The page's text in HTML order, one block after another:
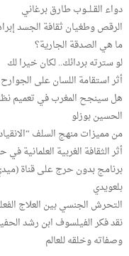
دواء القـلــوب طارق برغاني
الرقص وطغيان ثقافة الجسد
ما هي الصدقة الجارية؟
لو سترته بردائك.. لكان خيرا لك
أثر استقامة اللسان على الجوارح
هل سينجح المغرب في تعميم
الحسين بوزلو
من مميزات منهج السلف
أثر الثقافة الغربية العلمانية
بلعويدي
التحرش الجنسي بين العلاج
نقد فكر الفيلسوف ابن رشد
وصفاته وخلقه للعالم